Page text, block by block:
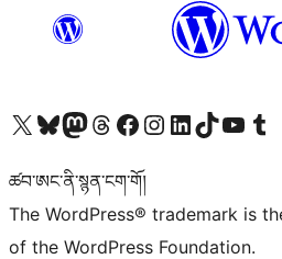
Visit our X (formerly Twitter) account
Visit our Bluesky account
Visit our Mastodon account
Visit our Threads account
Visit our Facebook page
Visit our Instagram account
Visit our LinkedIn account
Visit our TikTok account
Visit our YouTube
Visit
ཚབ་ཨང་ནི་སྙན་ངག་གོ།
The WordPress® trademark is
of the WordPress Foundation.